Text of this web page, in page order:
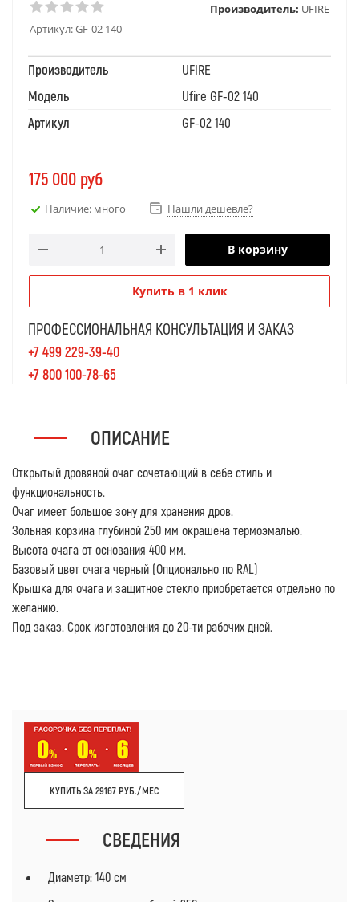
Артикул:GF-02 140
Производитель: UFIRE
Производитель
UFIRE
Модель
Ufire GF-02 140
Артикул
GF-02 140
175 000 руб
Наличие: много Нашли дешевле?
В корзину
Купить в 1 клик
ПРОФЕССИОНАЛЬНАЯ КОНСУЛЬТАЦИЯ И ЗАКАЗ
+7 499 229-39-40
+7 800 100-78-65
ОПИСАНИЕ
Открытый дровяной очаг сочетающий в себе стиль и
функциональность.
Очаг имеет большое зону для хранения дров.
Зольная корзина глубиной 250 мм окрашена термоэмалью.
Высота очага от основания 400 мм.
Базовый цвет очага черный (Опционально по RAL)
Крышка для очага и защитное стекло приобретается отдельно по
желанию.
Под заказ. Срок изготовления до 20-ти рабочих дней.
КУПИТЬ ЗА 29167 РУБ./МЕС
СВЕДЕНИЯ
Диаметр: 140 см